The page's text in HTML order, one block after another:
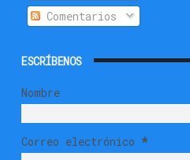
Comentarios
ESCRÍBENOS
Nombre
Correo electrónico *